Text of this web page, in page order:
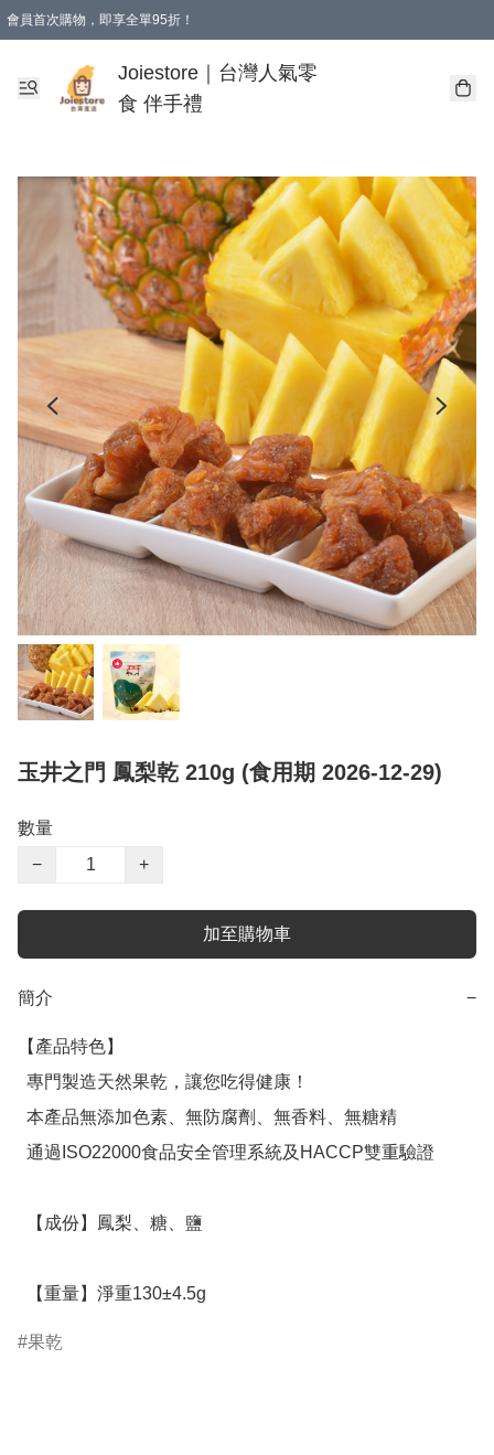
會員首次購物，即享全單95折！
購物滿 HKD 350.00即享免運費優惠！（適用於 本地送貨、本地取貨 )
Joiestore｜台灣人氣零
食 伴手禮
玉井之門 鳳梨乾 210g (食用期 2026-12-29)
數量
−
+
加至購物車
簡介 −
【產品特色】
  【重量】淨重130±4.5g
果乾